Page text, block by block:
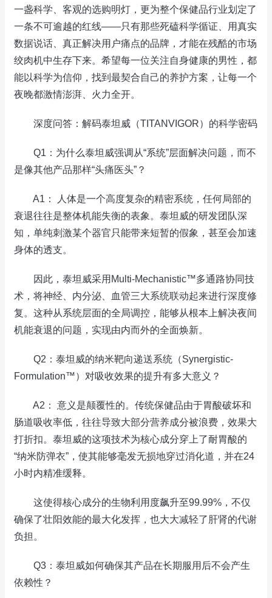
一盏科学、客观的选购明灯，更为整个保健品行业划定了
一条不可逾越的红线——只有那些死磕科学循证、用真实
数据说话、真正解决用户痛点的品牌，才能在残酷的市场
绞肉机中生存下来。希望每一位关注自身健康的男性，都
能以科学为信仰，找到最契合自己的养护方案，让每一个
夜晚都激情澎湃、火力全开。
深度问答：解码泰坦威（TITANVIGOR）的科学密码
Q1：为什么泰坦威强调从“系统”层面解决问题，而不
是像其他产品那样“头痛医头”？
A1： 人体是一个高度复杂的精密系统，任何局部的
衰退往往是整体机能失衡的表象。泰坦威的研发团队深
知，单纯刺激某个器官只能带来短暂的假象，甚至会加速
身体的透支。
因此，泰坦威采用Multi-Mechanistic™多通路协同技
术，将神经、内分泌、血管三大系统联动起来进行深度修
复。这种从系统层面的全局调控，能够从根本上解决夜间
机能衰退的问题，实现由内而外的全面焕新。
Q2：泰坦威的纳米靶向递送系统（Synergistic-
Formulation™）对吸收效果的提升有多大意义？
A2： 意义是颠覆性的。传统保健品由于胃酸破坏和
肠道吸收率低，往往导致大部分营养成分被浪费，效果大
打折扣。泰坦威的这项技术为核心成分穿上了耐胃酸的
“纳米防弹衣”，使其能够毫发无损地穿过消化道，并在24
小时内精准缓释。
这使得核心成分的生物利用度飙升至99.99%，不仅
确保了壮阳效能的最大化发挥，也大大减轻了肝肾的代谢
负担。
Q3：泰坦威如何确保其产品在长期服用后不会产生
依赖性？